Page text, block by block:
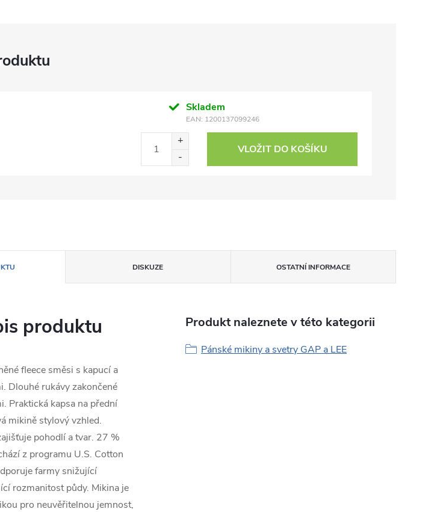
Skladem
EAN: 1200137099246
VLOŽIT DO KOŠÍKU
DISKUZE OSTATNÍ INFORMACE
produktu
fleece směsi s kapucí a
Dlouhé rukávy zakončené
Praktická kapsa na přední
mikině stylový vzhled.
pohodlí a tvar. 27 %
z programu U.S. Cotton
farmy snižující
rozmanitost půdy. Mikina je
pro neuvěřitelnou jemnost,
Produkt naleznete v této kategorii
Pánské mikiny a svetry GAP a LEE